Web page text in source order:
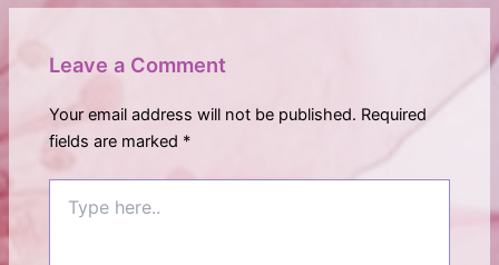
Leave a Comment
Your email address will not be published. Required
fields are marked *
here..